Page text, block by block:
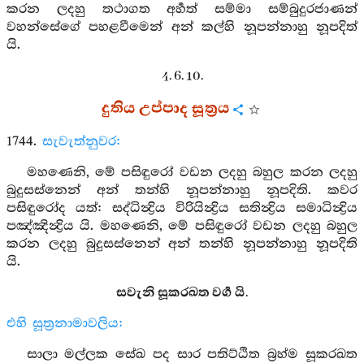
කරන ලදහු තථාගත අර්‍හත් සම්මා සම්බුදුරජාණන්
වහන්සේගේ පහළවීමෙන් අන් කල්හි නූපන්නාහු නූපදිත්
යි.
4. 6. 10.
දුතිය උප්පාද සූත්‍රය
1744. සැවැත්නුවර:
මහණෙනි, මේ පසිඳුරෝ වඩන ලදහු බහුල කරන ලදහු
බුදුසස්නෙන් අන් තන්හි නූපන්නාහු නූපදිති. කවර
පසිඳුරෝද යත්: සද්ධින්‍ද්‍රිය විරියින්‍ද්‍රිය සතින්‍ද්‍රිය සමාධින්‍ද්‍රිය
පඤ්ඤින්‍ද්‍රිය යි. මහණෙනි, මේ පසිඳුරෝ වඩන ලදහු බහුල
කරන ලදහු බුදුසස්නෙන් අන් තන්හි නූපන්නාහු නූපදිති
යි.
සවැනි සූකරඛත වර්‍ග යි.
එහි සූත්‍රනාමාවලිය:
සාලා මල්ලක සේඛ පද සාර පතිට්ඨිත බ්‍රහ්ම සූකරඛත